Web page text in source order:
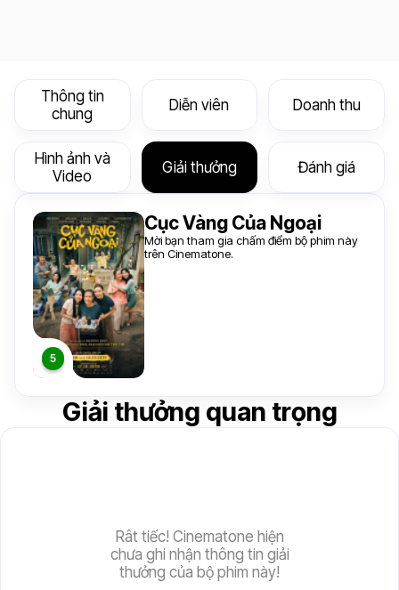
Thông tin
chung
Diễn viên Doanh thu
Hình ảnh và
Video
Giải thưởng Đánh giá
Giải thưởng quan trọng
Rât tiếc! Cinematone hiện
chưa ghi nhận thông tin giải
thưởng của bộ phim này!
Cục Vàng Của Ngoại
Mời bạn tham gia chấm điểm bộ phim này
trên Cinematone.